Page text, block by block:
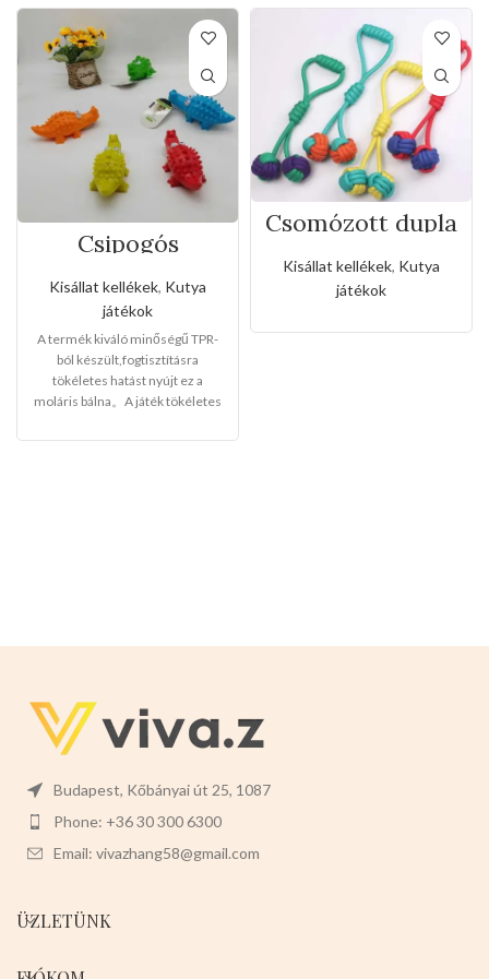
Csipogós
fogtisztítos kroki
Kisállat kellékek, Kutya
játékok
A termék kiváló minőségű TPR-
ból készült,fogtisztításra
tökéletes hatást nyújt ez a
moláris bálna。A játék tökéletes
aranyos kutyák és házi
Csomózott dupla
labdás fogókötél
Kisállat kellékek, Kutya
játékok
Budapest, Kőbányai út 25, 1087
Phone: +36 30 300 6300
Email: vivazhang58@gmail.com
ÜZLETÜNK